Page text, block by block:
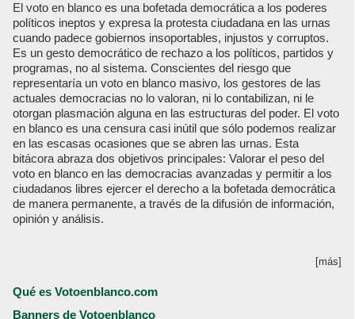
El voto en blanco es una bofetada democrática a los poderes
políticos ineptos y expresa la protesta ciudadana en las urnas
cuando padece gobiernos insoportables, injustos y corruptos.
Es un gesto democrático de rechazo a los políticos, partidos y
programas, no al sistema. Conscientes del riesgo que
representaría un voto en blanco masivo, los gestores de las
actuales democracias no lo valoran, ni lo contabilizan, ni le
otorgan plasmación alguna en las estructuras del poder. El voto
en blanco es una censura casi inútil que sólo podemos realizar
en las escasas ocasiones que se abren las urnas. Esta
bitácora abraza dos objetivos principales: Valorar el peso del
voto en blanco en las democracias avanzadas y permitir a los
ciudadanos libres ejercer el derecho a la bofetada democrática
de manera permanente, a través de la difusión de información,
opinión y análisis.
[más]
Qué es Votoenblanco.com
Banners de Votoenblanco